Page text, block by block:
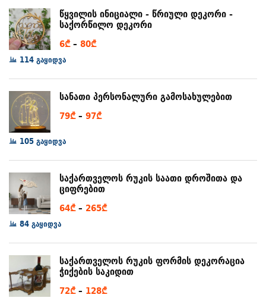
წყვილის ინიციალი - წრიული დეკორი -
საქორწილო დეკორი
6₾ – 80₾Price
through
80₾
114 გაყიდვა
სანათი პერსონალური გამოსახულებით
79₾ – 97₾Price
through
97₾
105 გაყიდვა
საქართველოს რუკის საათი დროშითა და
ციფრებით
64₾ – 265₾Price
through
265₾
84 გაყიდვა
საქართველოს რუკის ფორმის დეკორაცია
ჭიქების საკიდით
72₾ – 128₾Price